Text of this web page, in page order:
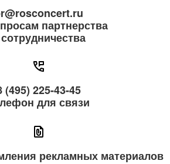
партнерства
(495) 225-43-45
для связи
рекламных материалов